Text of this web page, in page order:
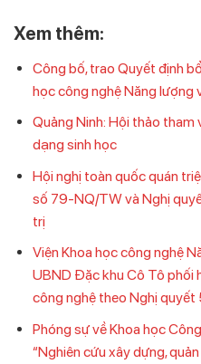
Xem thêm:
Công bố, trao Quyết định
học công nghệ Năng lượng
Quảng Ninh: Hội thảo tham
dạng sinh học
Hội nghị toàn quốc quán
số 79-NQ/TW và Nghị
trị
Viện Khoa học công nghệ
UBND Đặc khu Cô Tô phối
công nghệ theo Nghị
Phóng sự về Khoa học
“Nghiên cứu xây dựng,